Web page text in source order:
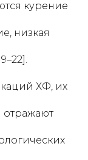
курение
низкая
ХФ, их
отражают